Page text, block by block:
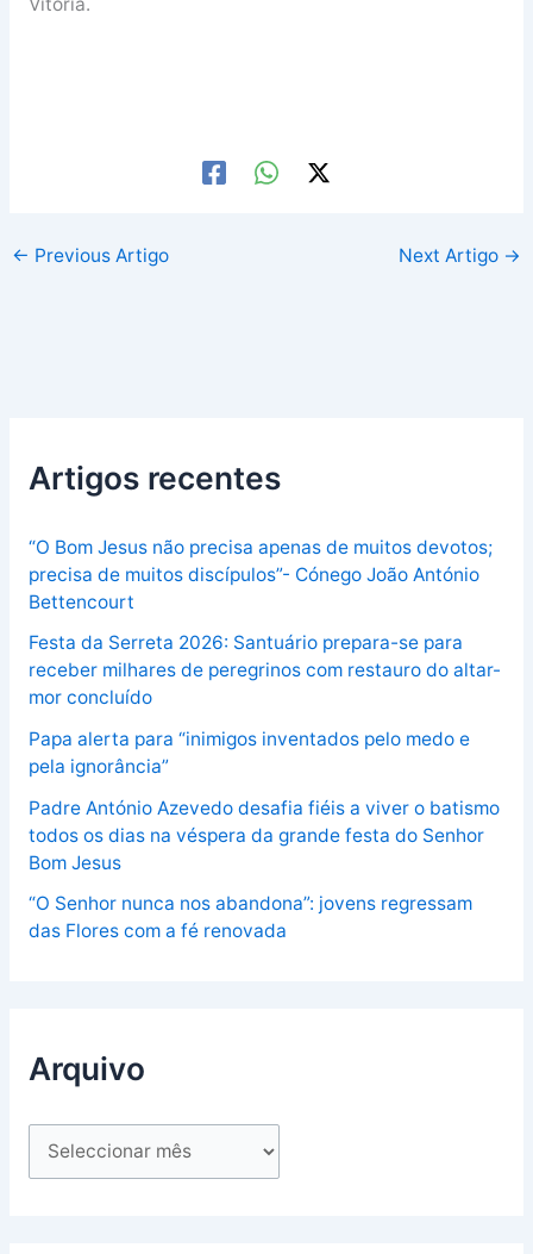
← Previous Artigo Next Artigo →
Artigos recentes
“O Bom Jesus não precisa apenas de muitos devotos;
precisa de muitos discípulos”- Cónego João António
Bettencourt
Festa da Serreta 2026: Santuário prepara-se para
receber milhares de peregrinos com restauro do altar-
mor concluído
Papa alerta para “inimigos inventados pelo medo e
pela ignorância”
Padre António Azevedo desafia fiéis a viver o batismo
todos os dias na véspera da grande festa do Senhor
Bom Jesus
“O Senhor nunca nos abandona”: jovens regressam
das Flores com a fé renovada
Arquivo